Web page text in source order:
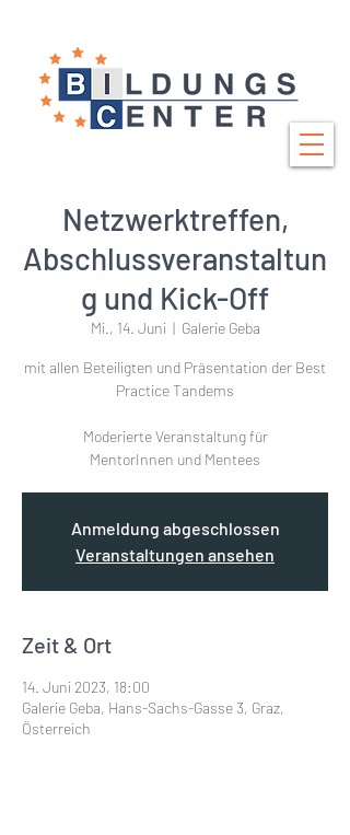
Netzwerktreffen,
Abschlussveranstaltun
g und Kick-Off
Mi., 14. Juni
  |
Galerie Geba
mit allen Beteiligten und Präsentation der Best
Practice Tandems
Moderierte Veranstaltung für
Anmeldung abgeschlossen
Veranstaltungen ansehen
Zeit & Ort
14. Juni 2023, 18:00
Galerie Geba, Hans-Sachs-Gasse 3, Graz,
Österreich